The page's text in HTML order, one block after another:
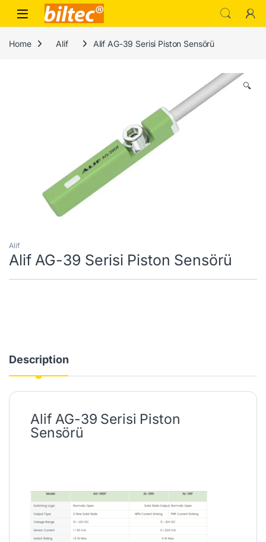
Skip to navigation
Skip to content
Home Alif Alif AG-39 Serisi Piston Sensörü
🔍
Alif
Alif AG-39 Serisi Piston Sensörü
Description
Alif AG-39 Serisi Piston
Sensörü